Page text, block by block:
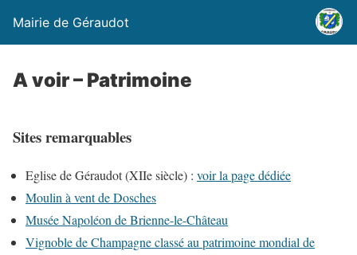
Mairie de Géraudot
A voir – Patrimoine
Sites remarquables
Eglise de Géraudot (XIIe siècle) : voir la page dédiée
Moulin à vent de Dosches
Musée Napoléon de Brienne-le-Château
Vignoble de Champagne classé au patrimoine mondial de